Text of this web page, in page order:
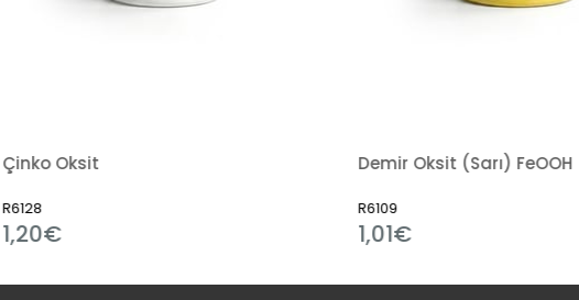
Çinko Oksit
R6128
1,20€
Demir Oksit (Sarı) FeOOH
R6109
1,01€